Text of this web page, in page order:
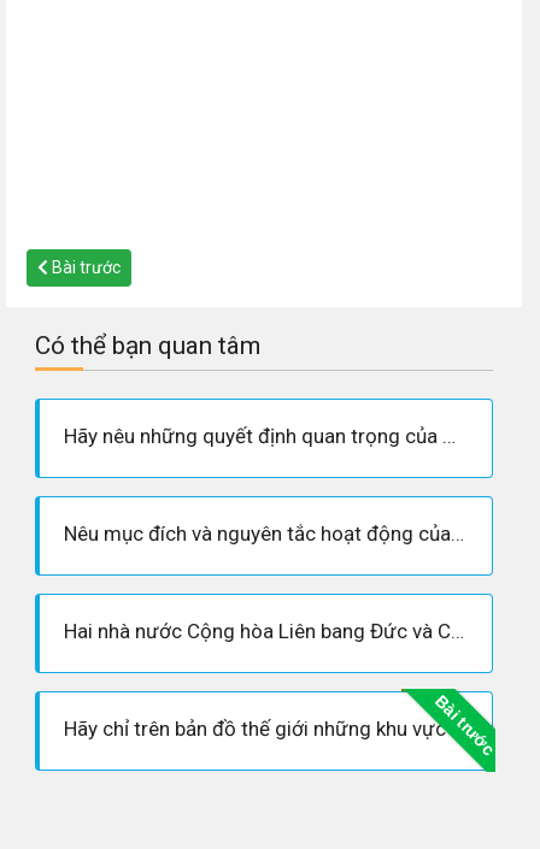
Bài trước
Có thể bạn quan tâm
Hãy nêu những quyết định quan trọng của Hội nghị Ianta (2-1945)
Nêu mục đích và nguyên tắc hoạt động của Liên hợp quốc
Hai nhà nước Cộng hòa Liên bang Đức và Cộng hòa Dân chủ Đức được hình thành như thế nào?
Bài trước
Hãy chỉ trên bản đồ thế giới những khu vực nằm trong sự phân chia phạm vi ảnh hưởng do ba cường quốc thỏa thuận ở Hội nghị Ianta.